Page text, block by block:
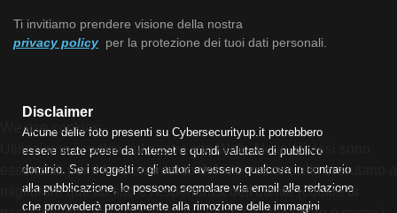
Ti invitiamo prendere visione della nostra
privacy policy per la protezione dei tuoi dati personali.
Disclaimer
Alcune delle foto presenti su Cybersecurityup.it potrebbero
essere state prese da Internet e quindi valutate di pubblico
dominio. Se i soggetti o gli autori avessero qualcosa in contrario
alla pubblicazione, lo possono segnalare via email alla redazione
che provvederà prontamente alla rimozione delle immagini
We use cookies
Utilizziamo i cookie sul nostro sito Web. Alcuni di essi sono
essenziali per il funzionamento del sito, mentre altri ci aiutano a
migliorare questo sito e l'esperienza dell'utente (cookie di